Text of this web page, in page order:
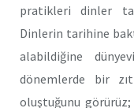
pratikleri dinler
Dinlerin tarihine
alabildiğine
dönemlerde bir
oluştuğunu